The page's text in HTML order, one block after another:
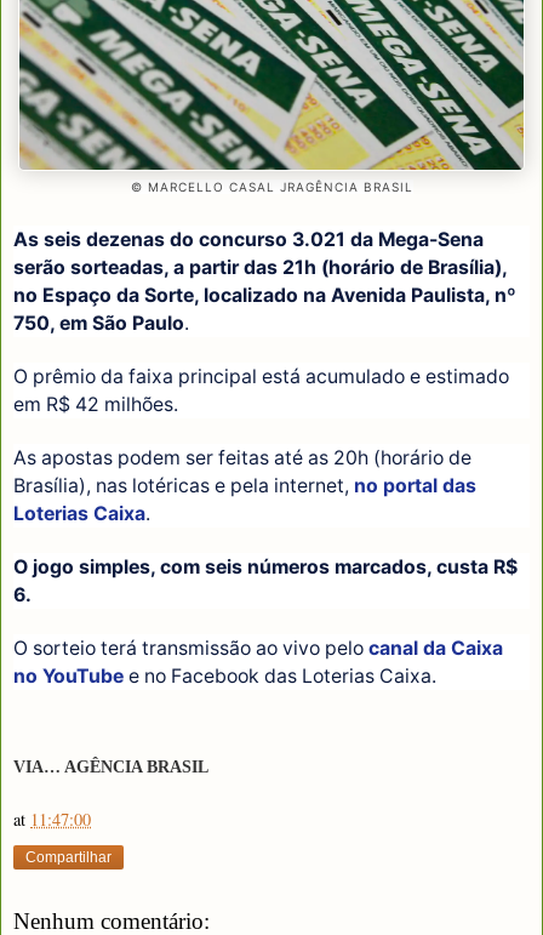
© MARCELLO CASAL JRAGÊNCIA BRASIL
As seis dezenas do concurso 3.021 da Mega-Sena
serão sorteadas, a partir das 21h (horário de Brasília),
no Espaço da Sorte, localizado na Avenida Paulista, nº
750, em São Paulo.
O prêmio da faixa principal está acumulado e estimado
em R$ 42 milhões.
As apostas podem ser feitas até as 20h (horário de
Brasília), nas lotéricas e pela internet, no portal das
Loterias Caixa.
O jogo simples, com seis números marcados, custa R$
6.
O sorteio terá transmissão ao vivo pelo canal da Caixa
no YouTube e no Facebook das Loterias Caixa.
VIA… AGÊNCIA BRASIL
at 11:47:00
Compartilhar
Nenhum comentário: